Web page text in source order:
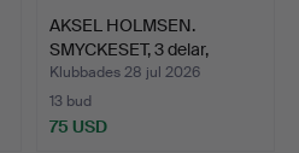
AKSEL HOLMSEN.
SMYCKESET, 3 delar,
Sterlin…
Klubbades 28 jul 2026
13 bud
75 USD